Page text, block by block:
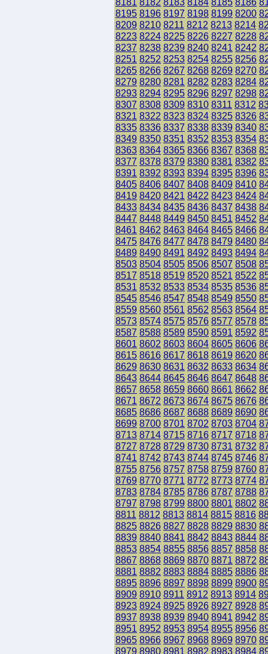
8195 8196 8197 8198 8199 8200
8209 8210 8211 8212 8213 8214
8223 8224 8225 8226 8227 8228
8237 8238 8239 8240 8241 8242
8251 8252 8253 8254 8255 8256
8265 8266 8267 8268 8269 8270
8279 8280 8281 8282 8283 8284
8293 8294 8295 8296 8297 8298
8307 8308 8309 8310 8311 8312
8321 8322 8323 8324 8325 8326
8335 8336 8337 8338 8339 8340
8349 8350 8351 8352 8353 8354
8363 8364 8365 8366 8367 8368
8377 8378 8379 8380 8381 8382
8391 8392 8393 8394 8395 8396
8405 8406 8407 8408 8409 8410
8419 8420 8421 8422 8423 8424
8433 8434 8435 8436 8437 8438
8447 8448 8449 8450 8451 8452
8461 8462 8463 8464 8465 8466
8475 8476 8477 8478 8479 8480
8489 8490 8491 8492 8493 8494
8503 8504 8505 8506 8507 8508
8517 8518 8519 8520 8521 8522
8531 8532 8533 8534 8535 8536
8545 8546 8547 8548 8549 8550
8559 8560 8561 8562 8563 8564
8573 8574 8575 8576 8577 8578
8587 8588 8589 8590 8591 8592
8601 8602 8603 8604 8605 8606
8615 8616 8617 8618 8619 8620
8629 8630 8631 8632 8633 8634
8643 8644 8645 8646 8647 8648
8657 8658 8659 8660 8661 8662
8671 8672 8673 8674 8675 8676
8685 8686 8687 8688 8689 8690
8699 8700 8701 8702 8703 8704
8713 8714 8715 8716 8717 8718
8727 8728 8729 8730 8731 8732
8741 8742 8743 8744 8745 8746
8755 8756 8757 8758 8759 8760
8769 8770 8771 8772 8773 8774
8783 8784 8785 8786 8787 8788
8797 8798 8799 8800 8801 8802
8811 8812 8813 8814 8815 8816
8825 8826 8827 8828 8829 8830
8839 8840 8841 8842 8843 8844
8853 8854 8855 8856 8857 8858
8867 8868 8869 8870 8871 8872
8881 8882 8883 8884 8885 8886
8895 8896 8897 8898 8899 8900
8909 8910 8911 8912 8913 8914
8923 8924 8925 8926 8927 8928
8937 8938 8939 8940 8941 8942
8951 8952 8953 8954 8955 8956
8965 8966 8967 8968 8969 8970
8979 8980 8981 8982 8983 8984